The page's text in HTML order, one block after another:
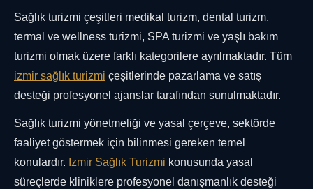
Sağlık turizmi çeşitleri medikal turizm, dental turizm,
termal ve wellness turizmi, SPA turizmi ve yaşlı bakım
turizmi olmak üzere farklı kategorilere ayrılmaktadır. Tüm
izmir sağlık turizmi çeşitlerinde pazarlama ve satış
desteği profesyonel ajanslar tarafından sunulmaktadır.
Sağlık turizmi yönetmeliği ve yasal çerçeve, sektörde
faaliyet göstermek için bilinmesi gereken temel
konulardır. Izmir Sağlık Turizmi konusunda yasal
süreçlerde kliniklere profesyonel danışmanlık desteği